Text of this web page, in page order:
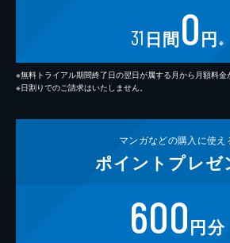
31 日間0円 ※
※無料トライアル期間終了日の翌日が属する月から月額料金
※日割りでのご請求はいたしません。
マンガなどの購入に使え
ポイント プレゼ
600円分